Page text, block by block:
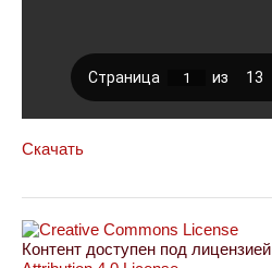
Скачать
Контент доступен под лицензией